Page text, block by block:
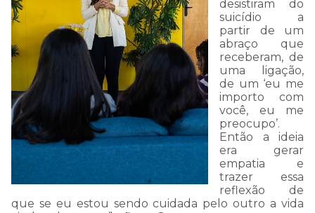
desistiram do
suicídio a
partir de um
abraço que
receberam, de
uma ligação,
de um ‘eu me
importo com
você, eu me
preocupo’.
Então a ideia
era gerar
empatia e
trazer essa
reflexão de
que se eu estou sendo cuidada pelo outro a vida